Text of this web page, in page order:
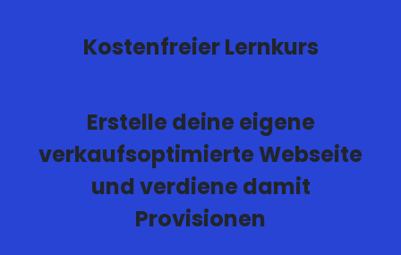
Kostenfreier Lernkurs
Erstelle deine eigene
verkaufsoptimierte Webseite
und verdiene damit
Provisionen